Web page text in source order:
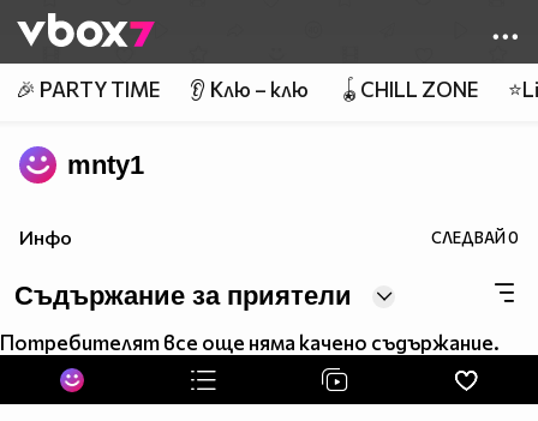
👾
🎉 PARTY TIME 👂 Клю – клю 🪀CHILL ZONE
mnty1
Инфо СЛЕДВАЙ0
Съдържание за приятели
Потребителят все още няма качено съдържание.